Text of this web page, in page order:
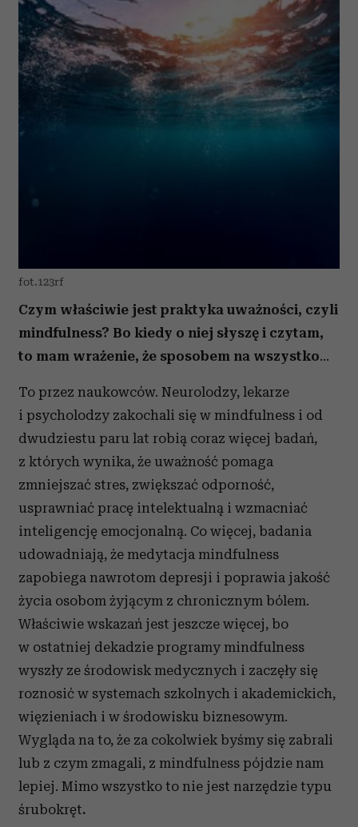
fot.123rf
Czym właściwie jest praktyka uważności, czyli
mindfulness? Bo kiedy o niej słyszę i czytam,
to mam wrażenie, że sposobem na wszystko…
To przez naukowców. Neurolodzy, lekarze
i psycholodzy zakochali się w mindfulness i od
dwudziestu paru lat robią coraz więcej badań,
z których wynika, że uważność pomaga
zmniejszać stres, zwiększać odporność,
usprawniać pracę intelektualną i wzmacniać
inteligencję emocjonalną. Co więcej, badania
udowadniają, że medytacja mindfulness
zapobiega nawrotom depresji i poprawia jakość
życia osobom żyjącym z chronicznym bólem.
Właściwie wskazań jest jeszcze więcej, bo
w ostatniej dekadzie programy mindfulness
wyszły ze środowisk medycznych i zaczęły się
roznosić w systemach szkolnych i akademickich,
więzieniach i w środowisku biznesowym.
Wygląda na to, że za cokolwiek byśmy się zabrali
lub z czym zmagali, z mindfulness pójdzie nam
lepiej. Mimo wszystko to nie jest narzędzie typu
śrubokręt.